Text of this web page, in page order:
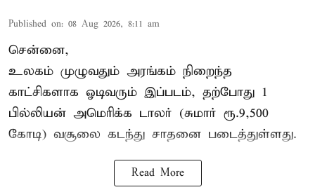
Published on: 08 Aug 2026, 8:11 am
சென்னை,
உலகம் முழுவதும் அரங்கம் நிறைந்த
காட்சிகளாக ஓடிவரும் இப்படம், தற்போது 1
பில்லியன் அமெரிக்க டாலர் (சுமார் ரூ.9,500
கோடி) வசூலை கடந்து சாதனை படைத்துள்ளது.
Read More